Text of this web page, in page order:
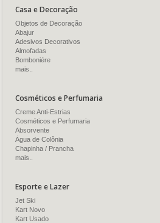
Casa e Decoração
Objetos de Decoração
Abajur
Adesivos Decorativos
Almofadas
Bomboniére
mais..
Cosméticos e Perfumaria
Creme Anti-Estrias
Cosméticos e Perfumaria
Absorvente
Água de Colônia
Chapinha / Prancha
mais..
Esporte e Lazer
Jet Ski
Kart Novo
Kart Usado